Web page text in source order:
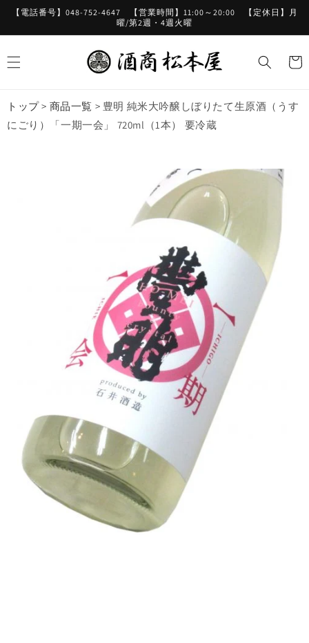
ンツに
【電話番号】048-752-4647 【営業時間】11:00～20:00 【定休日】月
曜/第2週・4週火曜
ー
トップ> 商品一覧 > 豊明 純米大吟醸しぼりたて生原酒（うす
にごり）「一期一会」 720ml（1本） 要冷蔵